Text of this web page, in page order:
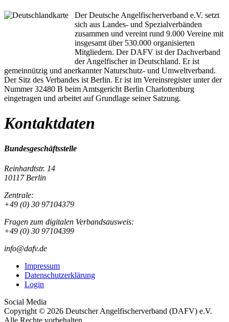
Der Deutsche Angelfischerverband e.V. setzt
sich aus Landes- und Spezialverbänden
zusammen und vereint rund 9.000 Vereine mit
insgesamt über 530.000 organisierten
Mitgliedern. Der DAFV ist der Dachverband
der Angelfischer in Deutschland. Er ist
gemeinnützig und anerkannter Naturschutz- und Umweltverband.
Der Sitz des Verbandes ist Berlin. Er ist im Vereinsregister unter der
Nummer 32480 B beim Amtsgericht Berlin Charlottenburg
eingetragen und arbeitet auf Grundlage seiner Satzung.
Kontaktdaten
Bundesgeschäftsstelle
Reinhardtstr. 14
10117 Berlin
Zentrale:
+49 (0) 30 97104379
Fragen zum digitalen Verbandsausweis:
+49 (0) 30 97104399
info@dafv.de
Impressum
Datenschutzerklärung
Login
Social Media
Copyright © 2026 Deutscher Angelfischerverband (DAFV) e.V.
Alle Rechte vorbehalten.